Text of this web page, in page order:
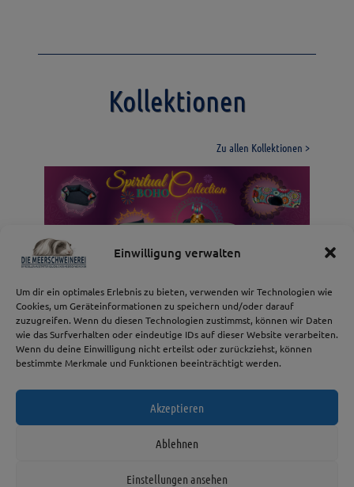
Einwilligung verwalten
Um dir ein optimales Erlebnis zu bieten, verwenden wir Technologien wie
Cookies, um Geräteinformationen zu speichern und/oder darauf
zuzugreifen. Wenn du diesen Technologien zustimmst, können wir Daten
wie das Surfverhalten oder eindeutige IDs auf dieser Website verarbeiten.
Wenn du deine Einwilligung nicht erteilst oder zurückziehst, können
bestimmte Merkmale und Funktionen beeinträchtigt werden.
Akzeptieren
Ablehnen
Einstellungen ansehen
Kollektionen
Zu allen Kollektionen >
Daisy Dreams Collection
Spring Collection Daisy Dreams
Spiritual BOHO
Collection
Spiritual BOHO Collection
Collection
Jeans Collection
Jeans Collection
Launiges Gemüse
Launiges Gemüse
Design Collection
Design Collection